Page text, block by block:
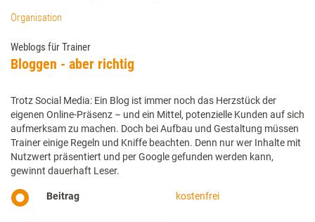
Organisation
Weblogs für Trainer
Bloggen - aber richtig
Trotz Social Media: Ein Blog ist immer noch das Herzstück der
eigenen Online-Präsenz – und ein Mittel, potenzielle Kunden auf sich
aufmerksam zu machen. Doch bei Aufbau und Gestaltung müssen
Trainer einige Regeln und Kniffe beachten. Denn nur wer Inhalte mit
Nutzwert präsentiert und per Google gefunden werden kann,
gewinnt dauerhaft Leser.
Beitrag kostenfrei